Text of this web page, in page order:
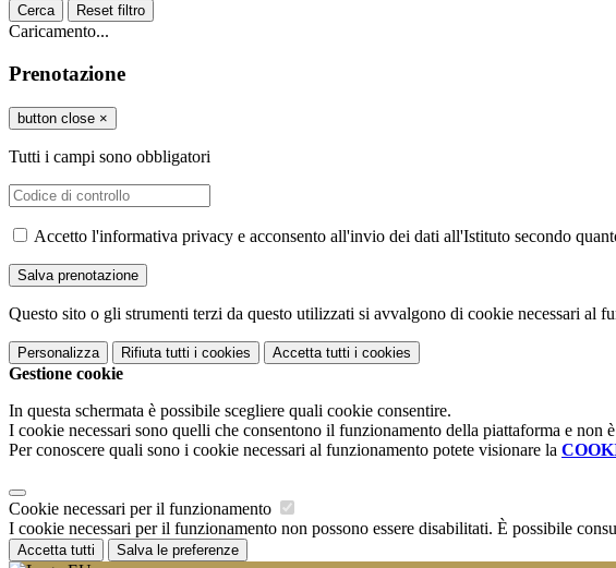
Cerca Reset filtro
Caricamento...
Prenotazione
button close ×
Tutti i campi sono obbligatori
Accetto l'informativa privacy e acconsento all'invio dei dati all'Istituto secondo
Questo sito o gli strumenti terzi da questo utilizzati si avvalgono di cookie necessari al
Personalizza Rifiuta tutti i cookies Accetta tutti i cookies
Gestione cookie
In questa schermata è possibile scegliere quali cookie consentire.
I cookie necessari sono quelli che consentono il funzionamento della piattaforma e non
Per conoscere quali sono i cookie necessari al funzionamento potete visionare la
Cookie necessari per il funzionamento
I cookie necessari per il funzionamento non possono essere disabilitati. È possibile
Accetta tutti Salva le preferenze